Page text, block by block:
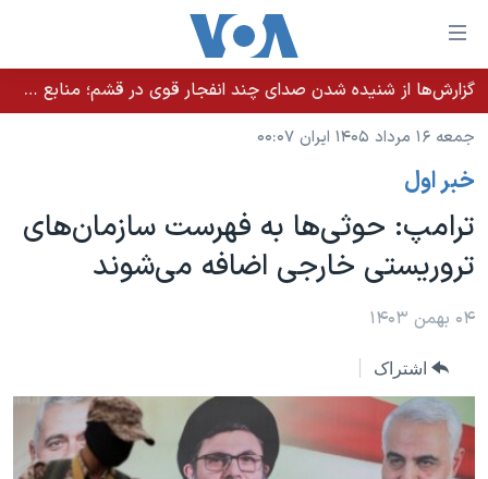
لینکهای
قابل
دسترسی
جهش
محتوای
اصلی
جهش
به
صفحه
جهش
به
جستجو
خانه
نسخه سبک وب‌سایت
موضوع ها
ایران
آمریکا
جهان
ویژه برنامه‌ها
ویدیوها
برنامه های تلویزیونی
جدول برنامه ها
صفحه‌های ویژه
۲۵۰سالگی آمریکا
بایگانی برنامه‌های تلویزیونی
فرکانس‌های صدای آمریکا
پخش رادیویی
یادگیری زبان انگلیسی
گزارش‌ها از شنیده شدن صدای چند انفجار قوی در قشم؛ منابع حکومتی می‌گویند درگیری در تنگه هرمز بود
جمعه ۱۶ مرداد ۱۴۰۵ ایران ۰۰:۰۷
خبر اول
ترامپ: حوثی‌ها به فهرست سازمان‌های
تروریستی خارجی اضافه می‌شوند
۰۴ بهمن ۱۴۰۳
اشتراک